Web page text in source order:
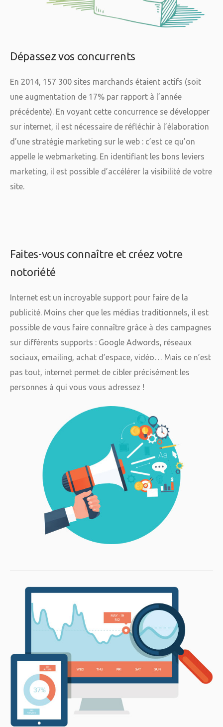
Dépassez vos concurrents
En 2014, 157 300 sites marchands étaient actifs (soit
une augmentation de 17% par rapport à l’année
précédente). En voyant cette concurrence se développer
sur internet, il est nécessaire de réfléchir à l’élaboration
d’une stratégie marketing sur le web : c’est ce qu’on
appelle le webmarketing. En identifiant les bons leviers
marketing, il est possible d’accélérer la visibilité de votre
site.
Faites-vous connaître et créez votre
notoriété
Internet est un incroyable support pour faire de la
publicité. Moins cher que les médias traditionnels, il est
possible de vous faire connaître grâce à des campagnes
sur différents supports : Google Adwords, réseaux
sociaux, emailing, achat d’espace, vidéo… Mais ce n’est
pas tout, internet permet de cibler précisément les
personnes à qui vous vous adressez !